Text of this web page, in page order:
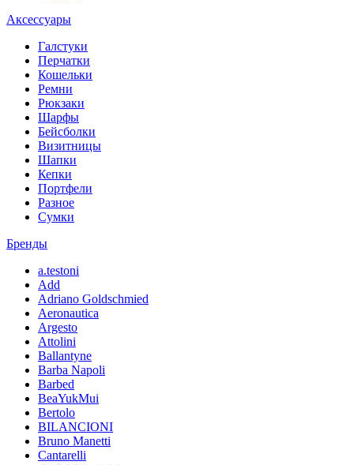
Аксессуары
Галстуки
Перчатки
Кошельки
Ремни
Рюкзаки
Шарфы
Бейсболки
Визитницы
Шапки
Кепки
Портфели
Разное
Сумки
Бренды
a.testoni
Add
Adriano Goldschmied
Aeronautica
Argesto
Attolini
Ballantyne
Barba Napoli
Barbed
BeaYukMui
Bertolo
BILANCIONI
Bruno Manetti
Cantarelli